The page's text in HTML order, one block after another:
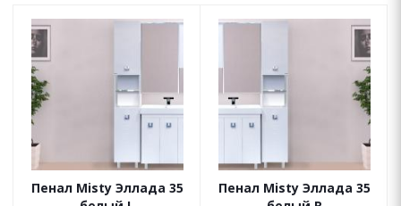
Пенал Misty Эллада 35
Пенал Misty Эллада 35